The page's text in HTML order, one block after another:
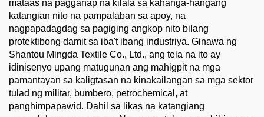
mataas na pagganap na kilala sa kahanga-hangang
katangian nito na pampalaban sa apoy, na
nagpapadagdag sa pagiging angkop nito bilang
protektibong damit sa iba't ibang industriya. Ginawa ng
Shantou Mingda Textile Co., Ltd., ang tela na ito ay
idinisenyo upang matugunan ang mahigpit na mga
pamantayan sa kaligtasan na kinakailangan sa mga sektor
tulad ng militar, bumbero, petrochemical, at
panghimpapawid. Dahil sa likas na katangiang